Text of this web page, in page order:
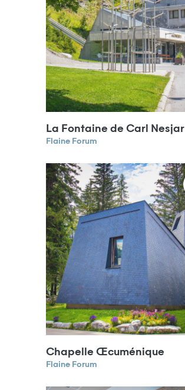
La Fontaine de Carl Nesjar
Flaine Forum
Chapelle Œcuménique
Flaine Forum